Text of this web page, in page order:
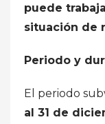
puede
situación de
Periodo y
El periodo
al 31 de